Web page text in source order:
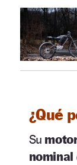
¿Qué
Su
nominal